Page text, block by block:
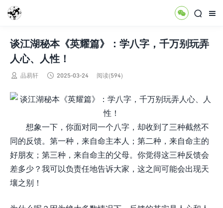



谈江湖秘本《英耀篇》：学八字，千万别玩弄
人心、人性！
 品易轩  2025-03-24 阅读(594)
想象一下，你面对同一个八字，却收到了三种截然不
同的反馈。第一种，来自命主本人；第二种，来自命主的
好朋友；第三种，来自命主的父母。你觉得这三种反馈会
差多少？我可以负责任地告诉大家，这之间可能会出现天
壤之别！